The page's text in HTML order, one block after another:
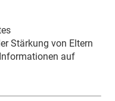
Stärkung von Eltern
auf